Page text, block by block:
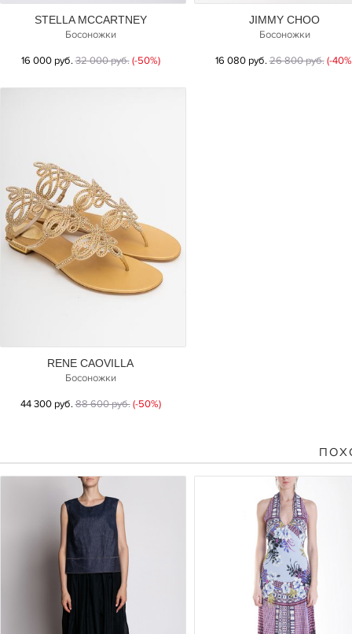
STELLA MCCARTNEY
Босоножки
16 000 руб.32 000 руб. (-50%)
JIMMY CHOO
Босоножки
16 080 руб.26 800 руб. (-
RENE CAOVILLA
Босоножки
44 300 руб.88 600 руб. (-50%)